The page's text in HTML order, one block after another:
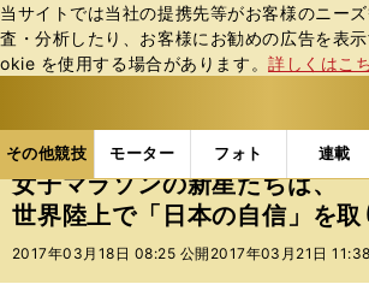
当サイトでは当社の提携先等がお客様のニー
査・分析したり、お客様にお勧めの広告を表
okie を使⽤する場合があります。詳しくはこ
その他競技 モーター フォト 連載
ス
ポ
ル
その他競技の記事一覧 陸上
女子マラソンの新星たちは、
世界陸上で「日本の自信」を
2017年03月18日 08:25 公開 2017年03月21日